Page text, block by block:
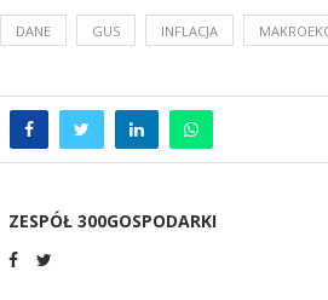
DANE GUS INFLACJA
ZESPÓŁ 300GOSPODARKI